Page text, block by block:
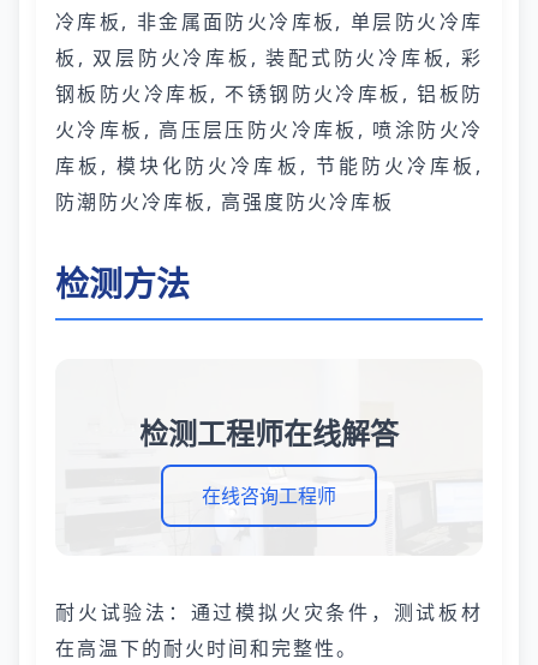
冷库板, 非金属面防火冷库板, 单层防火冷库
板, 双层防火冷库板, 装配式防火冷库板, 彩
钢板防火冷库板, 不锈钢防火冷库板, 铝板防
火冷库板, 高压层压防火冷库板, 喷涂防火冷
库板, 模块化防火冷库板, 节能防火冷库板,
防潮防火冷库板, 高强度防火冷库板
检测方法
检测工程师在线解答
在线咨询工程师
耐火试验法：通过模拟火灾条件，测试板材
在高温下的耐火时间和完整性。